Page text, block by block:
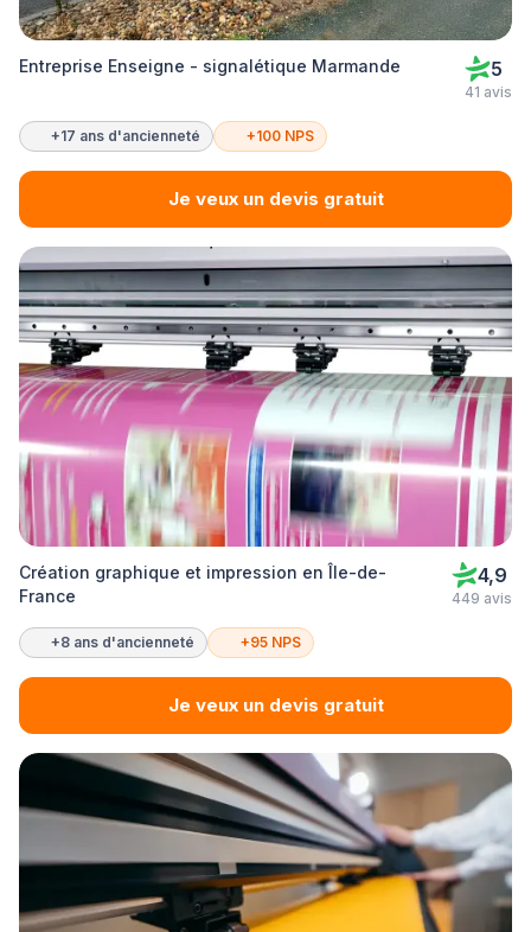
Entreprise Enseigne - signalétique Marmande 5
41 avis
+17 ans d'ancienneté +100 NPS
Je veux un devis gratuit
Création graphique et impression en Île-de-
France
4,9
449 avis
+8 ans d'ancienneté +95 NPS
Je veux un devis gratuit